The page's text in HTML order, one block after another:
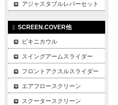
アジャスタブルレバーセット
SCREEN.COVER他
ビキニカウル
スイングアームスライダー
フロントアクスルスライダー
エアフロースクリーン
スクータースクリーン